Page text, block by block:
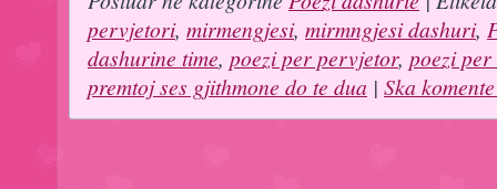
pervjetori, mirmengjesi, mirmngjesi dashuri,
dashurine time, poezi per pervjetor, poezi per
premtoj ses gjithmone do te dua | Ska